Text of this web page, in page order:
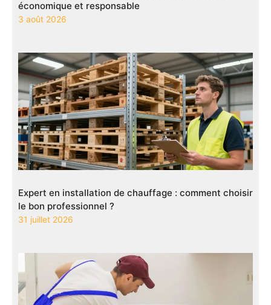
économique et responsable
3 août 2026
Expert en installation de chauffage : comment choisir
le bon professionnel ?
31 juillet 2026